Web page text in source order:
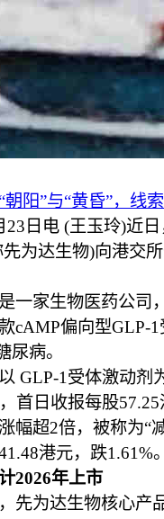
阳”与“黄昏”，线
日电 (王玉玲)近日
为达生物)向港交
家生物医药公司
cAMP偏向型GLP-
尿病。
1受体激动剂
首日收报每股
幅超2倍，被称为“
港元，跌1.61%。
2026年上市
为达生物核心产